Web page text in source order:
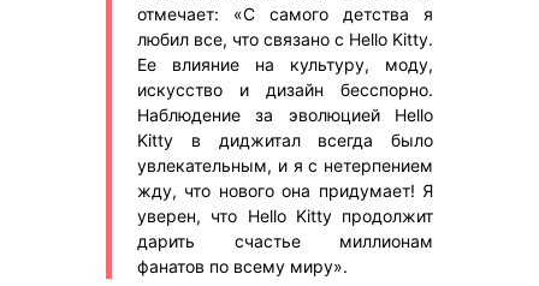
отмечает: «С самого детства я
любил все, что связано с Hello Kitty.
Ее влияние на культуру, моду,
искусство и дизайн бесспорно.
Наблюдение за эволюцией Hello
Kitty в диджитал всегда было
увлекательным, и я с нетерпением
жду, что нового она придумает! Я
уверен, что Hello Kitty продолжит
дарить счастье миллионам
фанатов по всему миру».